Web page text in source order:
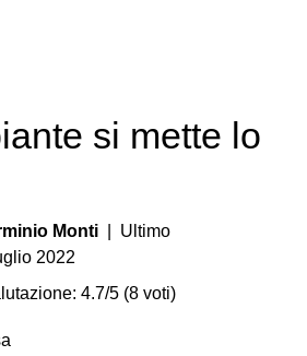
si mette lo
Monti | Ultimo
2022
4.7/5 (8 voti)